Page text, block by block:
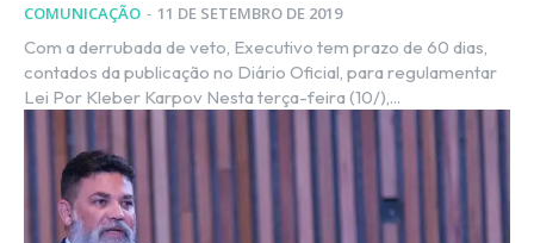
COMUNICAÇÃO - 11 DE SETEMBRO DE 2019
Com a derrubada de veto, Executivo tem prazo de 60 dias,
contados da publicação no Diário Oficial, para regulamentar
Lei Por Kleber Karpov Nesta terça-feira (10/),...